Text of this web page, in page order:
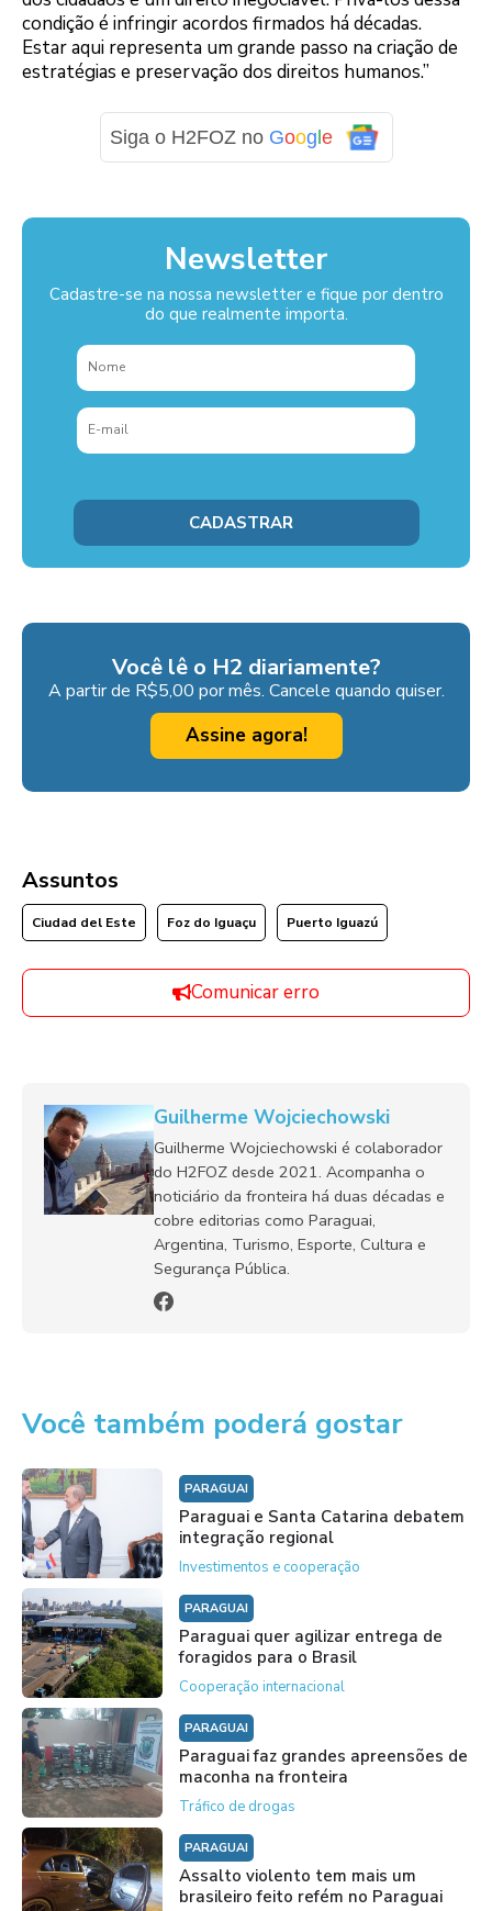
condição é infringir acordos firmados há décadas.
Estar aqui representa um grande passo na criação de
estratégias e preservação dos direitos humanos.”
Siga o H2FOZ no Goog e
Newsletter
Cadastre-se na nossa newsletter e fique por dentro
do que realmente importa.
Você lê o H2 diariamente?
A partir de R$5,00 por mês. Cancele quando quiser.
Assine agora!
Assuntos
Ciudad del Este Foz do Iguaçu Puerto Iguazú
Comunicar erro
Guilherme Wojciechowski
Guilherme Wojciechowski é colaborador
do H2FOZ desde 2021. Acompanha o
noticiário da fronteira há duas décadas e
cobre editorias como Paraguai,
Argentina, Turismo, Esporte, Cultura e
Segurança Pública.
Você também poderá gostar
PARAGUAI
Paraguai e Santa Catarina debatem
integração regional
Investimentos e cooperação
PARAGUAI
Paraguai quer agilizar entrega de
foragidos para o Brasil
Cooperação internacional
PARAGUAI
Paraguai faz grandes apreensões de
maconha na fronteira
Tráfico de drogas
PARAGUAI
Assalto violento tem mais um
brasileiro feito refém no Paraguai